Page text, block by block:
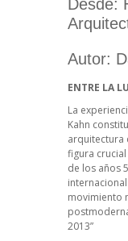
Desde:
Autor:
ENTRE LA
La
Kahn
arquitectura
figura
de los años
movimiento
2013”